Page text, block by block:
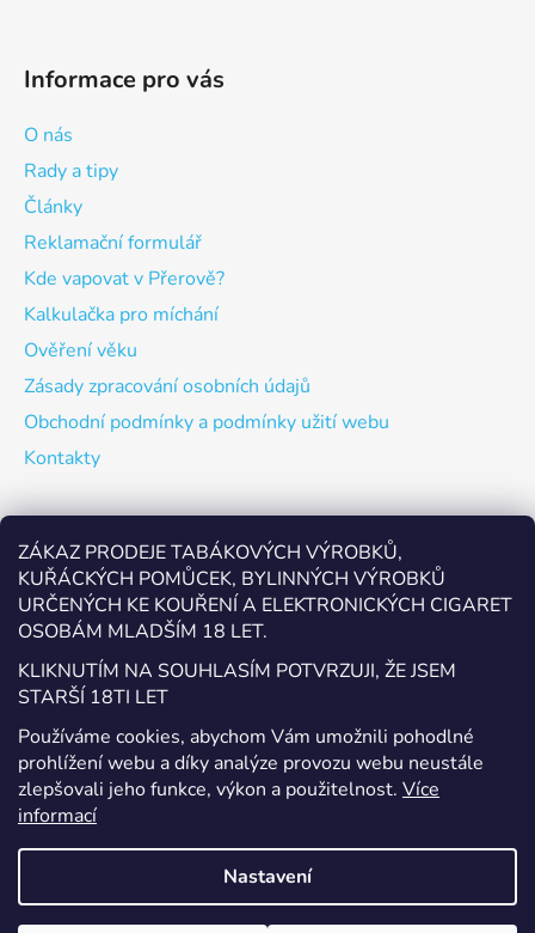
ZÁKAZ PRODEJE TABÁKOVÝCH VÝROBKŮ,
KUŘÁCKÝCH POMŮCEK, BYLINNÝCH VÝROBKŮ
URČENÝCH KE KOUŘENÍ A ELEKTRONICKÝCH CIGARET
OSOBÁM MLADŠÍM 18 LET.
KLIKNUTÍM NA SOUHLASÍM POTVRZUJI, ŽE JSEM
STARŠÍ 18TI LET
Používáme cookies, abychom Vám umožnili pohodlné
prohlížení webu a díky analýze provozu webu neustále
zlepšovali jeho funkce, výkon a použitelnost. Více
informací
Nastavení
Informace pro vás
O nás
Rady a tipy
Články
Reklamační formulář
Kde vapovat v Přerově?
Kalkulačka pro míchání
Ověření věku
Zásady zpracování osobních údajů
Obchodní podmínky a podmínky užití webu
Kontakty
Odebírat newsletter
Vložte svůj e-mail a my vám budeme zasílat informace o
nových produktech na našem e-shopu.
E-mail
Vložením e-mailu souhlasíte s
podmínkami ochrany
osobních údajů
PŘIHLÁSIT SE